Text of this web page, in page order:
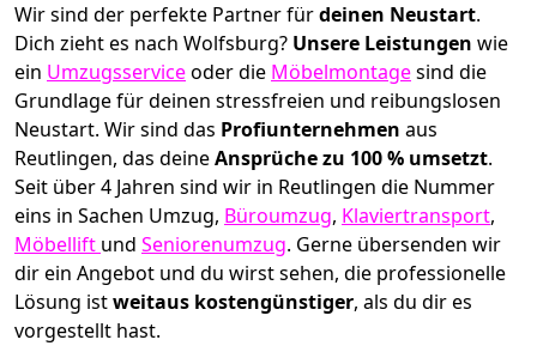
Wir sind der perfekte Partner fürdeinen Neustart.
Dich zieht es nach Wolfsburg? Unsere Leistungen wie
ein Umzugsserviceoder die Möbelmontagesind die
Grundlage für deinen stressfreien und reibungslosen
Neustart. Wir sind das Profiunternehmen aus
Reutlingen, das deineAnsprüche zu 100 % umsetzt.
Seit über 4 Jahren sind wir in Reutlingen die Nummer
eins in Sachen Umzug, Büroumzug, Klaviertransport,
Möbellift und Seniorenumzug. Gerne übersenden wir
dir ein Angebot und du wirst sehen, die professionelle
Lösung istweitaus kostengünstiger, als du dir es
vorgestellt hast.